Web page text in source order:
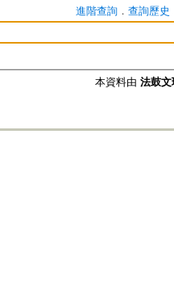
進階查詢． 查詢歷史
本資料由 法鼓